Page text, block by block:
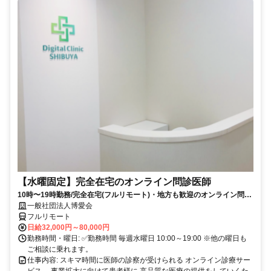
【水曜固定】完全在宅のオンライン問診医師
10時〜19時勤務/完全在宅(フルリモート)・地方も歓迎のオンライン問診
業務一般社団法人博愛会
フルリモート
日給32,000円～80,000円
勤務時間・曜日: ✅勤務時間 毎週水曜日 10:00～19:00 ※他の曜日も
ご相談に乗れます。
仕事内容: スキマ時間に医師の診察が受けられる オンライン診療サー